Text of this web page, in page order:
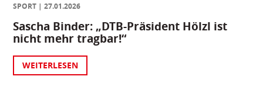
SPORT
27.01.2026
Sascha Binder: „DTB-Präsident Hölzl ist
nicht mehr tragbar!“
WEITERLESEN